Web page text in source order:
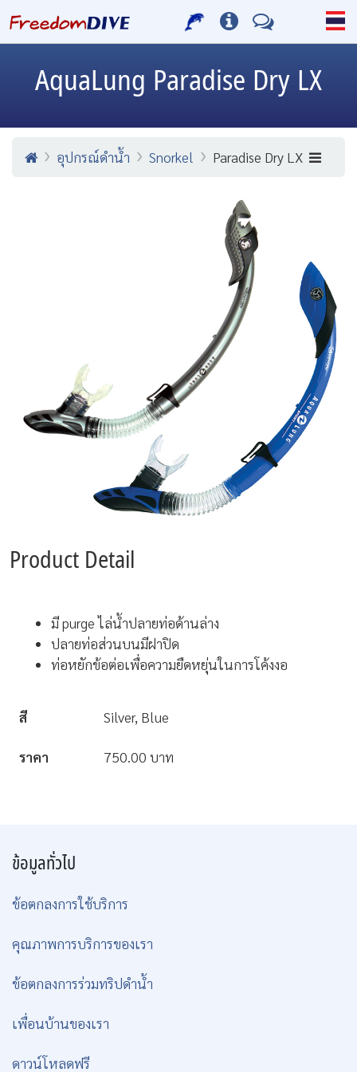
AquaLung Paradise Dry LX
อุปกรณ์ดำน้ำ Snorkel Paradise Dry LX
Product Detail
มี purge ไล่น้ำปลายท่อด้านล่าง
ปลายท่อส่วนบนมีฝาปิด
ท่อหยักข้อต่อเพื่อความยืดหยุ่นในการโค้งงอ
สี Silver, Blue
ราคา 750.00 บาท
ข้อมูลทั่วไป
ข้อตกลงการใช้บริการ
คุณภาพการบริการของเรา
ข้อตกลงการร่วมทริปดำน้ำ
เพื่อนบ้านของเรา
ดาวน์โหลดฟรี